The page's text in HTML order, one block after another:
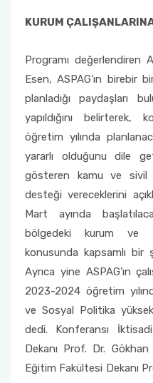
KURUM
Programı değerlendiren
Esen, ASPAG’ın birebir
planladığı paydaşları
yapıldığını belirterek,
öğretim yılında
yararlı olduğunu dile
gösteren kamu ve sivil
desteği vereceklerini
Mart ayında
bölgedeki kurum ve
konusunda kapsamlı bir
Ayrıca yine ASPAG’ın
2023-2024 öğretim
ve Sosyal Politika
dedi. Konferansı
Dekanı Prof. Dr.
Eğitim Fakültesi Dekanı